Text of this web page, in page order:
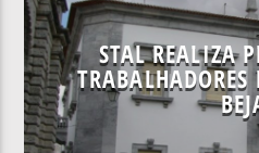
STAL REALIZA